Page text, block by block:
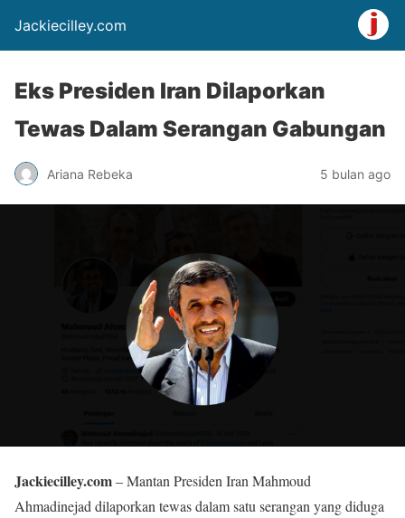
Jackiecilley.com
Eks Presiden Iran Dilaporkan
Tewas Dalam Serangan Gabungan
Ariana Rebeka 5 bulan ago
Jackiecilley.com– Mantan Presiden Iran Mahmoud
Ahmadinejad dilaporkan tewas dalam satu serangan yang diduga